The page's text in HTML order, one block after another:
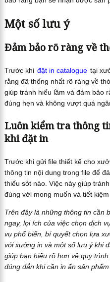
Một số lưu ý
Đảm bảo rõ ràng về
Trước khi đặt in catalogue tại
rằng đã thống nhất rõ ràng về
giúp tránh hiểu lầm và đảm bảo
đúng hẹn và không vượt quá
Luôn kiểm tra thông
khi đặt in
Trước khi gửi file thiết kế cho
thông tin nội dung trong file để
thiếu sót nào. Việc này giúp
đúng với mong muốn và tiết
Trên đây là những thông tin cần
ngay, lợi ích của việc chọn dịch
vụ phổ biến, bí quyết chọn lựa
với xưởng in và một số lưu ý khi
giúp bạn hiểu rõ hơn về quy
đúng đắn khi cần in ấn sản phẩm